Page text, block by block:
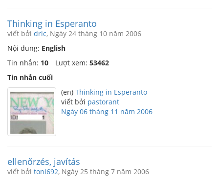
Thinking in Esperanto
viết bởi dric, Ngày 24 tháng 10 năm 2006
Nội dung: English
Tin nhắn: 10 Lượt xem: 53462
Tin nhắn cuối
(en) Thinking in Esperanto
viết bởi pastorant
Ngày 06 tháng 11 năm 2006
ellenőrzés, javítás
viết bởi toni692, Ngày 25 tháng 7 năm 2006